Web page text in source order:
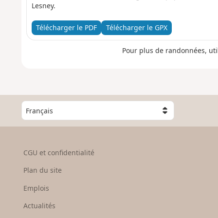
Lesney.
Télécharger le PDF Télécharger le GPX
Pour plus de randonnées,
C
h
o
s
e
u
CGU et confidentialité
Plan du site
Emplois
Actualités